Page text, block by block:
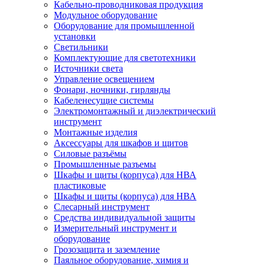
Кабельно-проводниковая продукция
Модульное оборудование
Оборудование для промышленной
установки
Светильники
Комплектующие для светотехники
Источники света
Управление освещением
Фонари, ночники, гирлянды
Кабеленесущие системы
Электромонтажный и диэлектрический
инструмент
Монтажные изделия
Аксессуары для шкафов и щитов
Силовые разъёмы
Промышленные разъемы
Шкафы и щиты (корпуса) для НВА
пластиковые
Шкафы и щиты (корпуса) для НВА
Слесарный инструмент
Средства индивидуальной защиты
Измерительный инструмент и
оборудование
Грозозащита и заземление
Паяльное оборудование, химия и